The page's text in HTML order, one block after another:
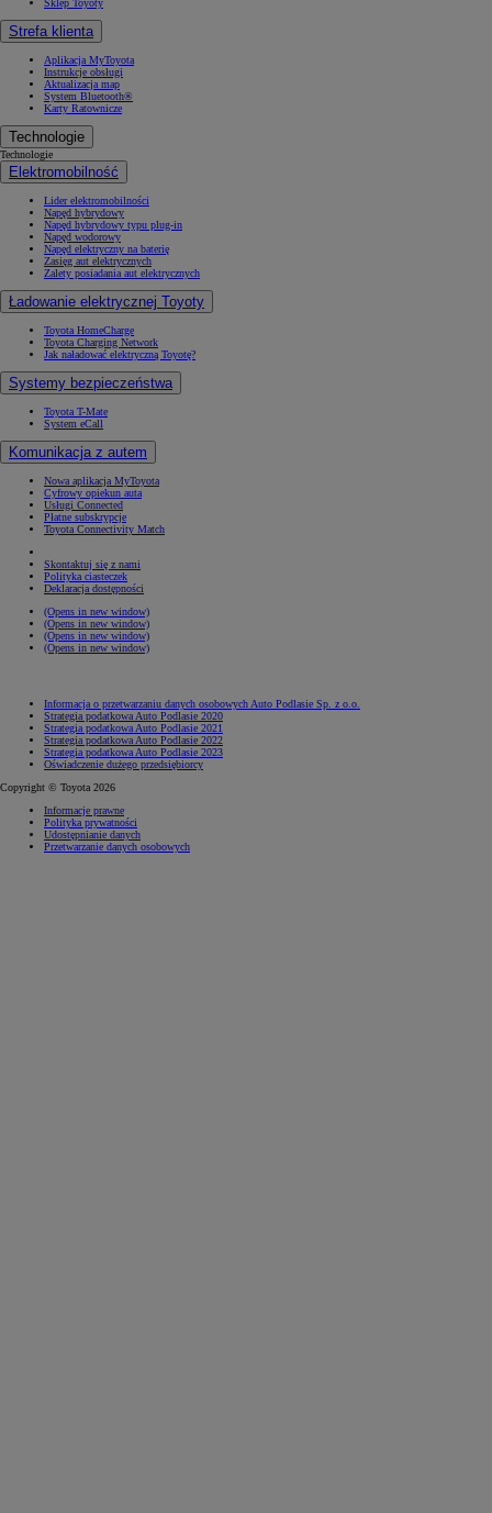
Sklep Toyoty
Strefa klienta
Aplikacja MyToyota
Instrukcje obsługi
Aktualizacja map
System Bluetooth®
Karty Ratownicze
Technologie
Technologie
Elektromobilność
Lider elektromobilności
Napęd hybrydowy
Napęd hybrydowy typu plug-in
Napęd wodorowy
Napęd elektryczny na baterię
Zasięg aut elektrycznych
Zalety posiadania aut elektrycznych
Ładowanie elektrycznej Toyoty
Toyota HomeCharge
Toyota Charging Network
Jak naładować elektryczną Toyotę?
Systemy bezpieczeństwa
Toyota T-Mate
System eCall
Komunikacja z autem
Nowa aplikacja MyToyota
Cyfrowy opiekun auta
Usługi Connected
Płatne subskrypcje
Toyota Connectivity Match
Skontaktuj się z nami
Polityka ciasteczek
Deklaracja dostępności
(Opens in new window)
(Opens in new window)
(Opens in new window)
(Opens in new window)
Informacja o przetwarzaniu danych osobowych Auto Podlasie Sp. z o.o.
Strategia podatkowa Auto Podlasie 2020
Strategia podatkowa Auto Podlasie 2021
Strategia podatkowa Auto Podlasie 2022
Strategia podatkowa Auto Podlasie 2023
Oświadczenie dużego przedsiębiorcy
Copyright © Toyota 2026
Informacje prawne
Polityka prywatności
Udostępnianie danych
Przetwarzanie danych osobowych